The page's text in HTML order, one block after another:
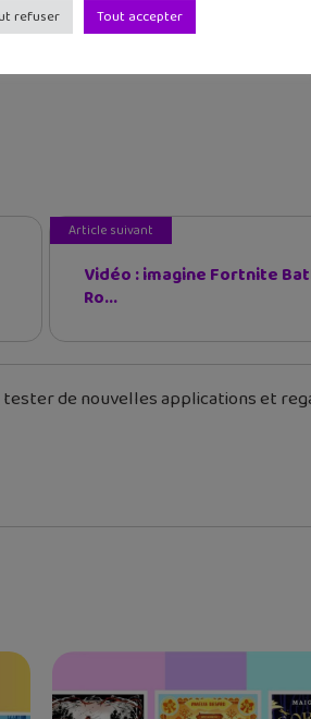
Article suivant
Vidéo : imagine Fortnite
Ro...
de nouvelles applications et
refuser Tout accepter